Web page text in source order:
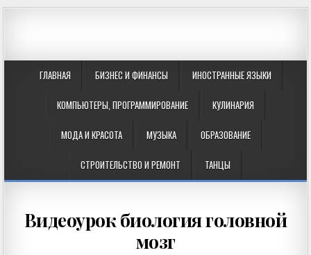
ГЛАВНАЯ БИЗНЕС И ФИНАНСЫ ИНОСТРАННЫЕ ЯЗЫКИ
КОМПЬЮТЕРЫ, ПРОГРАММИРОВАНИЕ КУЛИНАРИЯ
МОДА И КРАСОТА МУЗЫКА ОБРАЗОВАНИЕ
СТРОИТЕЛЬСТВО И РЕМОНТ ТАНЦЫ
Видеоурок биология головной
мозг